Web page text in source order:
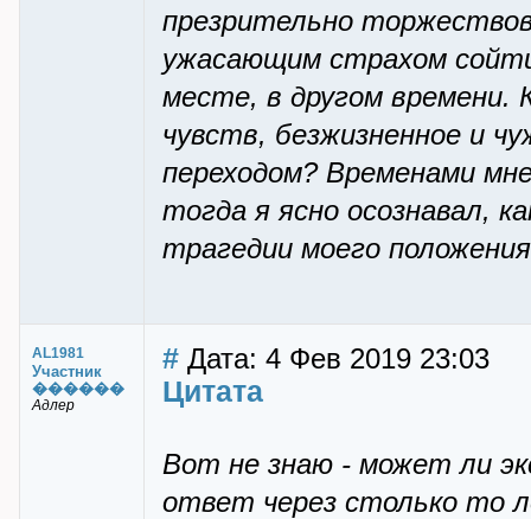
презрительно
ужасающим страхом
месте, в другом времени.
чувств, безжизненное и
переходом? Временами
тогда я ясно осознавал,
трагедии моего
AL1981
Участник
������
Адлер
# Дата: 4 Фев 2019 23:03
Цитата
Вот не знаю - может ли
ответ через столько то